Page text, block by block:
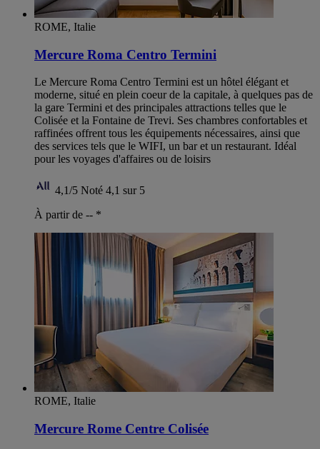
ROME, Italie
Mercure Roma Centro Termini
Le Mercure Roma Centro Termini est un hôtel élégant et
moderne, situé en plein coeur de la capitale, à quelques pas de
la gare Termini et des principales attractions telles que le
Colisée et la Fontaine de Trevi. Ses chambres confortables et
raffinées offrent tous les équipements nécessaires, ainsi que
des services tels que le WIFI, un bar et un restaurant. Idéal
pour les voyages d'affaires ou de loisirs
4,1/5 Noté 4,1 sur 5
À partir de -- *
ROME, Italie
Mercure Rome Centre Colisée